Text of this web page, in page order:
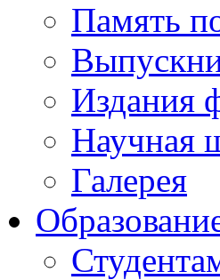
Память
Издания
Научная
Галерея